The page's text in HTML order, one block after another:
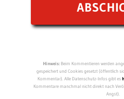
Hinweis:Beim Kommentieren werden
gespeichert und Cookies gesetzt (öffentlich
Kommentar). Alle Datenschutz-Infos gibt es
Kommentare manchmal nicht direkt nach
Angst).